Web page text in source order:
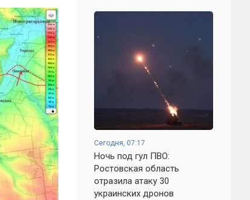
Сегодня, 07:17
Ночь под гул ПВО:
Ростовская область
отразила атаку 30
украинских дронов